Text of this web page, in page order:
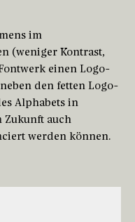
im
(weniger Kontrast,
einen Logo-
den fetten Logo-
Alphabets in
Zukunft auch
werden können.